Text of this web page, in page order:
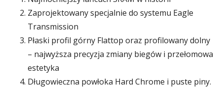
Zaprojektowany specjalnie do systemu Eagle
Transmission
Płaski profil górny Flattop oraz profilowany dolny
– najwyższa precyzja zmiany biegów i przełomowa
estetyka
Długowieczna powłoka Hard Chrome i puste piny.